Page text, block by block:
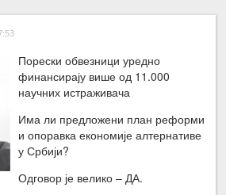
←Претходна вест
Порески обвезници уредно
финансирају више од 11.000
научних истраживача
Има ли предложени план реформи
и опоравка економије алтернативе
у Србији?
Одговор је велико – ДА.